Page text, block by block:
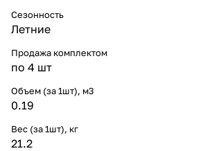
Сезонность
Летние
Продажа комплектом
по 4 шт
Объем (за 1шт), м3
0.19
Вес (за 1шт), кг
21.2